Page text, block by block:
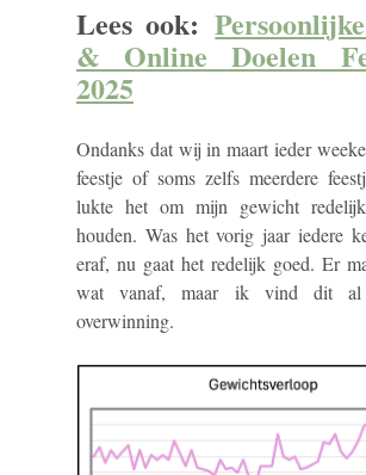
Lees ook:
& Online Doelen
2025
Ondanks dat wij in maart ieder
feestje of soms zelfs meerdere
lukte het om mijn gewicht
houden. Was het vorig jaar iedere
eraf, nu gaat het redelijk goed. Er
wat vanaf, maar ik vind dit al
overwinning.